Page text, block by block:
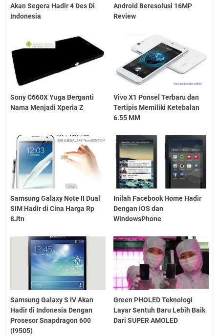
Akan Segera Hadir 4 Des Di
Indonesia
Android Beresolusi 16MP
Review
Sony C660X Yuga Berganti
Nama Menjadi Xperia Z
Vivo X1 Ponsel Terbaru dan
Tertipis Memiliki Ketebalan
6.55 MM
Samsung Galaxy Note II Dual
SIM Hadir di Cina Harga Rp
8Jtn
Inilah Facebook Home Hadir
Dengan iOS dan
WindowsPhone
Samsung Galaxy S IV Akan
Hadir di Indonesia Dengan
Prosesor Snapdragon 600
(I9505)
Green PHOLED Teknologi
Layar Sentuh Baru Lebih Baik
Dari SUPER AMOLED